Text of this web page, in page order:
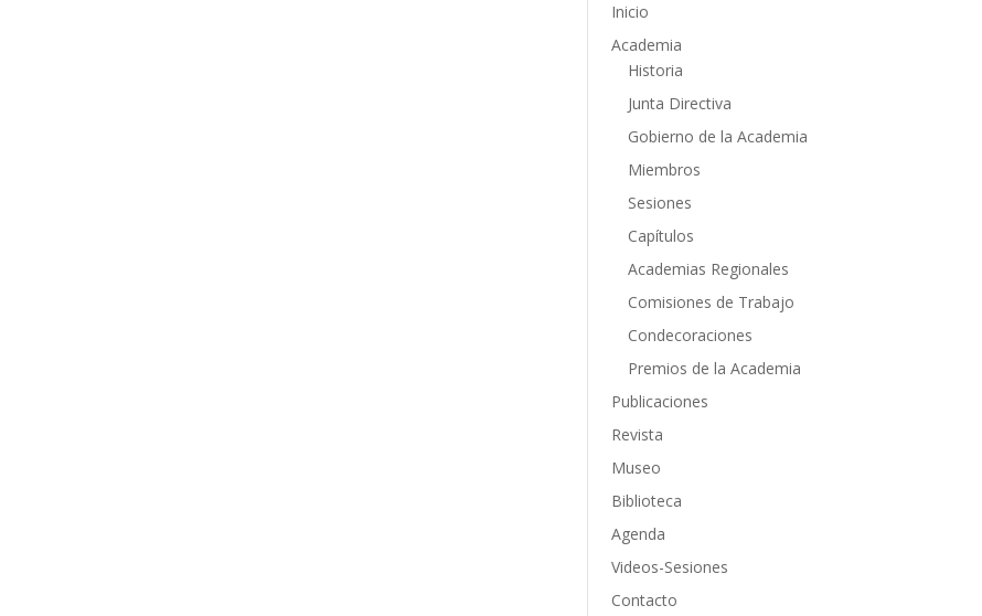
Inicio
Academia
Historia
Junta Directiva
Gobierno de la Academia
Miembros
Sesiones
Capítulos
Academias Regionales
Comisiones de Trabajo
Condecoraciones
Premios de la Academia
Publicaciones
Revista
Museo
Biblioteca
Agenda
Videos-Sesiones
Contacto